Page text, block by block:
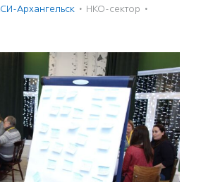
Архангельск · НКО-сектор ·